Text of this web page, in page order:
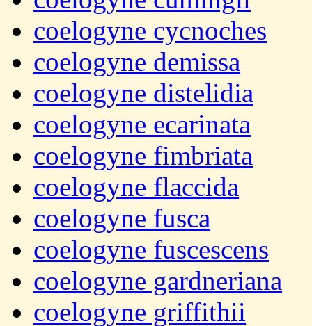
coelogyne cycnoches
coelogyne demissa
coelogyne distelidia
coelogyne ecarinata
coelogyne fimbriata
coelogyne flaccida
coelogyne fusca
coelogyne fuscescens
coelogyne gardneriana
coelogyne griffithii